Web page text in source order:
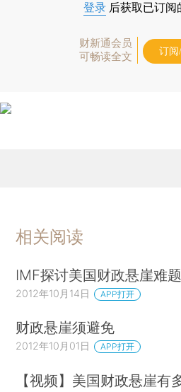
登录 后获取已订阅
财新通会员
可畅读全文
订阅
相关阅读
IMF探讨美国财政悬崖难题
2012年10月14日 APP打开
财政悬崖须避免
2012年10月01日 APP打开
【视频】美国财政悬崖有